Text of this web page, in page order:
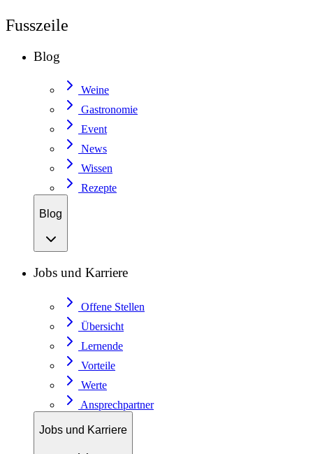
Fusszeile
Blog
Weine
Gastronomie
Event
News
Wissen
Rezepte
Blog
Jobs und Karriere
Offene Stellen
Übersicht
Lernende
Vorteile
Werte
Ansprechpartner
Jobs und Karriere